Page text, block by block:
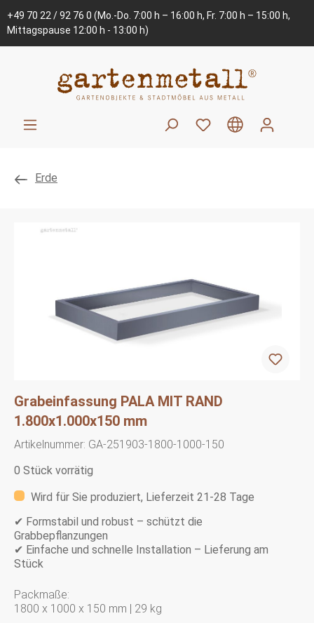
+49 70 22 / 92 76 0 (Mo.-Do. 7:00 h – 16:00 h, Fr. 7:00 h – 15:00 h,
Mittagspause 12:00 h - 13:00 h)
Erde
Grabeinfassung PALA MIT RAND
1.800x1.000x150 mm
Artikelnummer: GA-251903-1800-1000-150
0 Stück vorrätig
Wird für Sie produziert, Lieferzeit 21-28 Tage
✔ Formstabil und robust – schützt die
Grabbepflanzungen
✔ Einfache und schnelle Installation – Lieferung am
Stück
Packmaße:
1800 x 1000 x 150 mm | 29 kg